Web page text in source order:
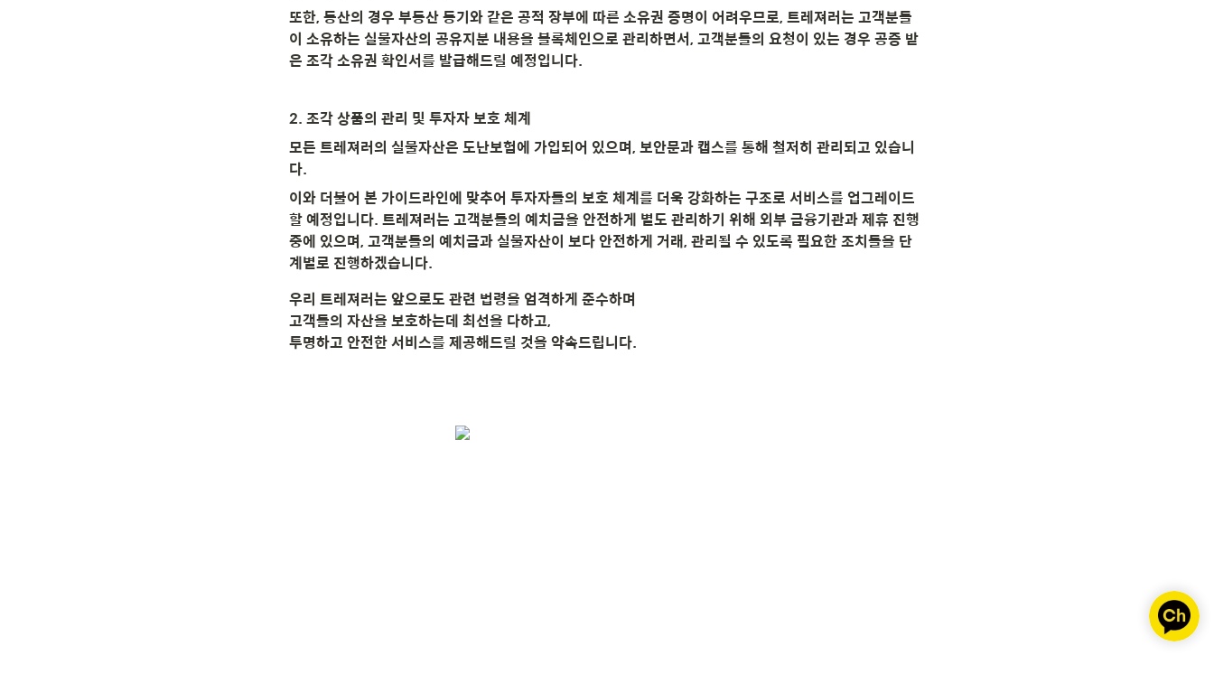
또한, 동산의 경우 부동산 등기와 같은 공적 장부에 따른 소유권 증명이 어려우므로, 트레져러는 고객분들
이 소유하는 실물자산의 공유지분 내용을 블록체인으로 관리하면서, 고객분들의 요청이 있는 경우 공증 받
은 조각 소유권 확인서를 발급해드릴 예정입니다.
2. 조각 상품의 관리 및 투자자 보호 체계
모든 트레져러의 실물자산은 도난보험에 가입되어 있으며, 보안문과 캡스를 통해 철저히 관리되고 있습니
다.
이와 더불어 본 가이드라인에 맞추어 투자자들의 보호 체계를 더욱 강화하는 구조로 서비스를 업그레이드
할 예정입니다. 트레져러는 고객분들의 예치금을 안전하게 별도 관리하기 위해 외부 금융기관과 제휴 진행
중에 있으며, 고객분들의 예치금과 실물자산이 보다 안전하게 거래, 관리될 수 있도록 필요한 조치들을 단
계별로 진행하겠습니다.
우리 트레져러는 앞으로도 관련 법령을 엄격하게 준수하며
고객들의 자산을 보호하는데 최선을 다하고,
투명하고 안전한 서비스를 제공해드릴 것을 약속드립니다.